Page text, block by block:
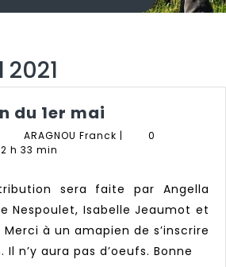
du 1er mai
du
ARAGNOU FranckARAGNOU
|
0
h 33 min
Nespoulet, Isabelle Jeaumot et
à un amapien de s’inscrire
n’y aura pas d’oeufs. Bonne